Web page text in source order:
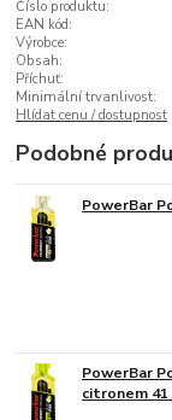
Číslo produktu:
EAN kód:
Výrobce:
Obsah:
Příchuť:
Minimální trvanlivost:
Hlídat cenu / dostupnost
Podobné
PowerBar
PowerBar
citronem 41